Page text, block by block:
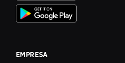
EMPRESA